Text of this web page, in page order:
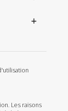
Les raisons